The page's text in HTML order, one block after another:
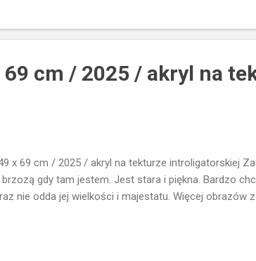
cm / 2025 / akryl na
x 69 cm / 2025 / akryl na tekturze introligatorskiej
gdy tam jestem. Jest stara i piękna. Bardzo
nie odda jej wielkości i majestatu. Więcej obrazów